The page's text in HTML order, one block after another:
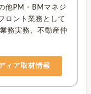
他PM・BMマネジ
ロント業務として
務実務、不動産仲
ィア取材情報